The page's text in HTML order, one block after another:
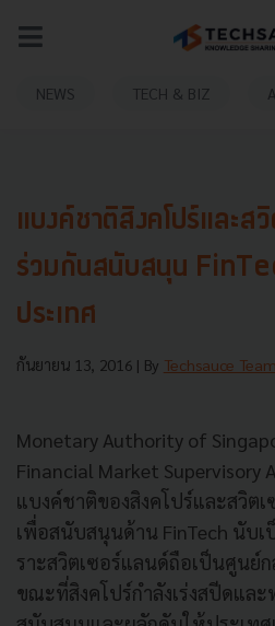
NEWS TECH & BIZ
แบงค์ชาติสิงคโปร์และส
ร่วมกันสนับสนุน
ประเทศ
กันยายน 13, 2016 | By Techsauce Team
Monetary Authority of
Financial Market Supervisory
แบงค์ชาติของสิงคโปร์และสวิต
เพื่อสนับสนุนด้าน FinTech นับ
ราะสวิตเซอร์แลนด์ถือเป็นศูนย์ก
ขณะที่สิงคโปร์กำลังเร่งสปีดแล